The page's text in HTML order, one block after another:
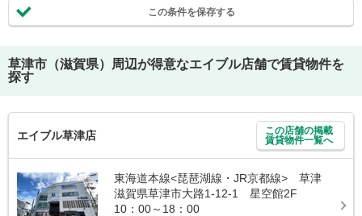
この条件を保存する
草津市（滋賀県）
周辺が得意なエイブル店舗で賃貸物件を
探す
エイブル草津店
この店舗の掲載
賃貸物件一覧へ
東海道本線<琵琶湖線・JR京都線> 草津
滋賀県草津市大路1-12-1 星空館2F
10：00～18：00